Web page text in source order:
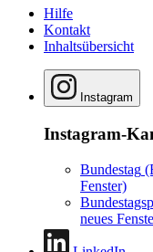
Hilfe
Kontakt
Inhaltsübersicht
Instagram
Instagram-
Bundestag
Fenster)
neues